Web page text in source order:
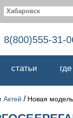
Хабаровск
8(800)555-31-
статьи
Актей / Новая